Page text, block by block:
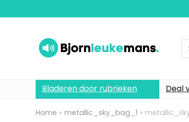
Bladeren door rubrieken Deal
Home » metallic_sky_bag_1 »